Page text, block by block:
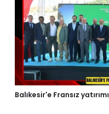
Balıkesir'e Fransız yatırımı